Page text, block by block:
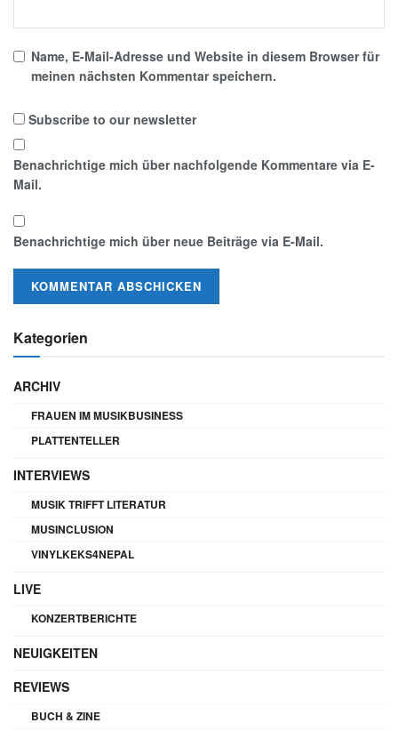
Name, E-Mail-Adresse und Website in diesem Browser für
meinen nächsten Kommentar speichern.
Subscribe to our newsletter
Benachrichtige mich über nachfolgende Kommentare via E-
Mail.
Benachrichtige mich über neue Beiträge via E-Mail.
Kategorien
ARCHIV
FRAUEN IM MUSIKBUSINESS
PLATTENTELLER
INTERVIEWS
MUSIK TRIFFT LITERATUR
MUSINCLUSION
VINYLKEKS4NEPAL
LIVE
KONZERTBERICHTE
NEUIGKEITEN
REVIEWS
BUCH & ZINE